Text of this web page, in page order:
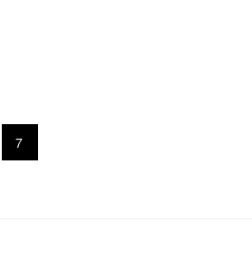
7